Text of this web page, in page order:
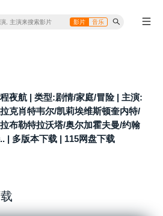
影片 音乐
夜航 | 类型:剧情/家庭/冒险 | 主演:
克肖特韦尔/凯莉埃维斯顿奎内特/
布勒特拉沃塔/奥尔加霍夫曼/约翰
| 多版本下载 | 115网盘下载